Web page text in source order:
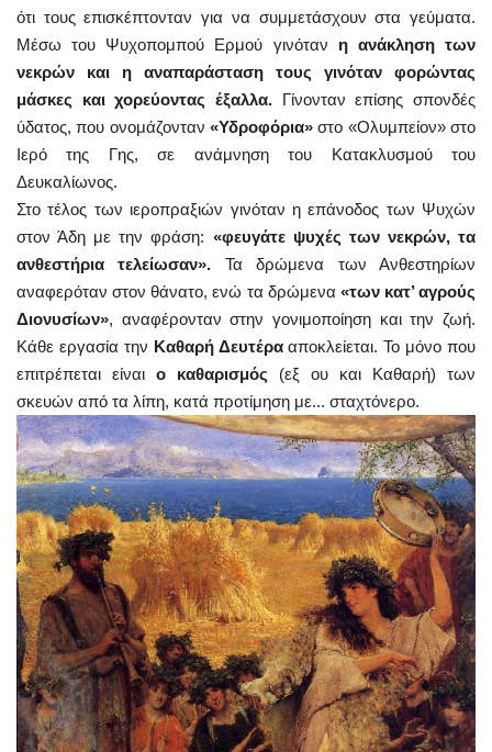
ότι τους επισκέπτονταν για να συμμετάσχουν στα γεύματα.
Μέσω του Ψυχοπομπού Ερμού γινόταν η ανάκληση των
νεκρών και η αναπαράσταση τους γινόταν φορώντας
μάσκες και χορεύοντας έξαλλα. Γίνονταν επίσης σπονδές
ύδατος, που ονομάζονταν «Υδροφόρια» στο «Ολυμπείον» στο
Ιερό της Γης, σε ανάμνηση του Κατακλυσμού του
Δευκαλίωνος.
Στο τέλος των ιεροπραξιών γινόταν η επάνοδος των Ψυχών
στον Άδη με την φράση: «φευγάτε ψυχές των νεκρών, τα
ανθεστήρια τελείωσαν». Τα δρώμενα των Ανθεστηρίων
αναφερόταν στον θάνατο, ενώ τα δρώμενα «των κατ’ αγρούς
Διονυσίων», αναφέρονταν στην γονιμοποίηση και την ζωή.
Κάθε εργασία την Καθαρή Δευτέρααποκλείεται. Το μόνο που
επιτρέπεται είναι ο καθαρισμός (εξ ου και Καθαρή) των
σκευών από τα λίπη, κατά προτίμηση με... σταχτόνερο.